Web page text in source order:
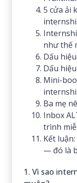
5 cửa ải
như thế
Dấu
Dấu
Mini-
Ba mẹ
Inbox
trình
Kết
— đó là
1. Vì sao